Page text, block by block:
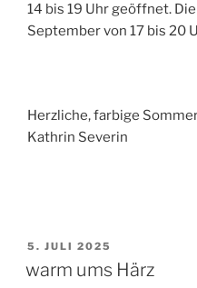
14 bis 19 Uhr geöffnet.
September von 17 bis 20
Herzliche, farbige
Kathrin Severin
VERÖFFENTLICHT
5. JULI 2025
warm ums Härz